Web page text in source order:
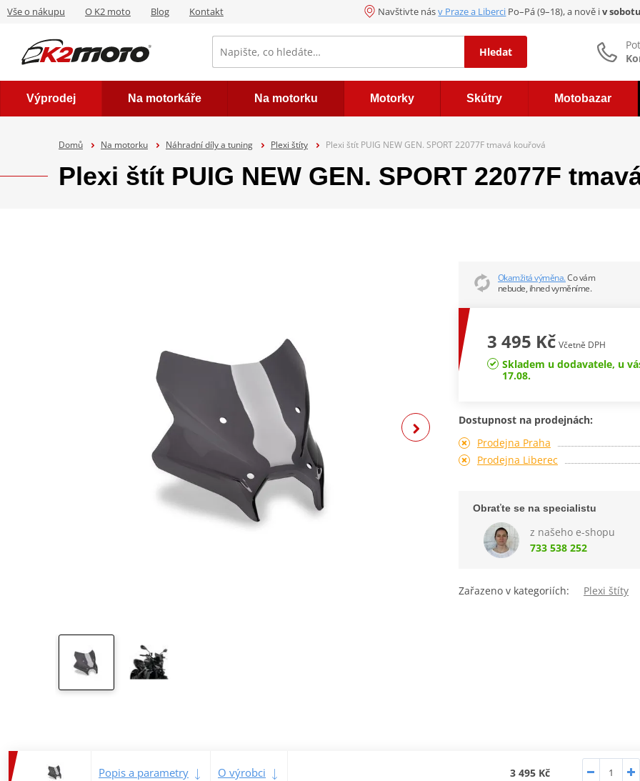
Vše o nákupu O K2 moto Blog Kontakt Navštivte násv Praze a Liberci Po–Pá (9–18), a nově iv sobotu
Hledat
Výprodej Na motorkáře Na motorku Motorky Skútry Motobazar
Domů Na motorku Náhradní díly a tuning Plexi štíty Plexi štít PUIG NEW GEN. SPORT 22077F tmavá kouřová
Plexi štít PUIG NEW GEN. SPORT 22077F
Okamžitá výměna.Co vám
nebude, ihned vyměníme.
3 495 Kč Včetně DPH
Skladem u dodavatele, u
17.08.
Dostupnost na prodejnách:
Prodejna Praha
Prodejna Liberec
Obraťte se na specialistu
z našeho e-shopu
733 538 252
Zařazeno v kategoriích: Plexi štíty
Popis a parametry O výrobci 3 495 Kč